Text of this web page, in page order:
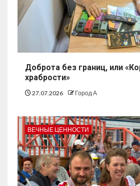
Доброта без границ, или
храбрости»
27.07.2026 Город А
ВЕЧНЫЕ ЦЕННОСТИ